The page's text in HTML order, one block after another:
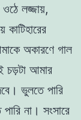
লজ্জায়,
অকারণে গাল
চড়টা আমার
ভুলতে পারি
না। সংসারে